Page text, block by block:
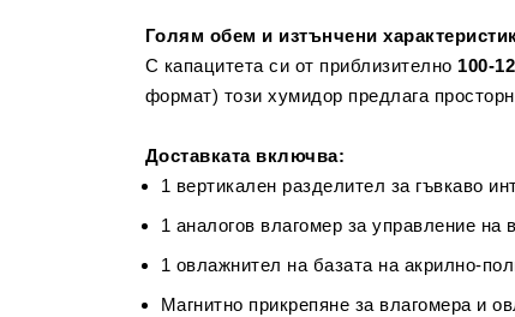
Голям обем и изтънчени
С капацитета си от приблизително 100-
формат) този хумидор предлага
Доставката включва:
1 вертикален разделител за гъвкаво
1 аналогов влагомер за управление на
1 овлажнител на базата на акрилно-
Магнитно прикрепяне за влагомера и